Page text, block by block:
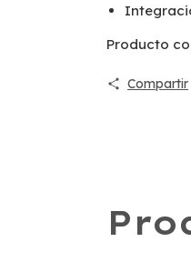
Producto
Compartir